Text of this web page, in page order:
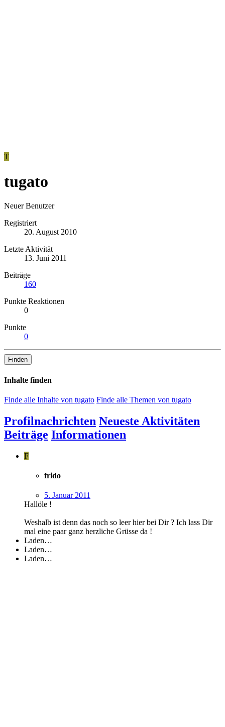
T
tugato
Neuer Benutzer
Registriert
20. August 2010
Letzte Aktivität
13. Juni 2011
Beiträge
160
Punkte Reaktionen
0
Punkte
0
Finden
Inhalte finden
Finde alle Inhalte von tugato Finde alle Themen von tugato
Profilnachrichten Neueste Aktivitäten
Beiträge Informationen
F
frido
5. Januar 2011
Hallöle !
Weshalb ist denn das noch so leer hier bei Dir ? Ich lass Dir
mal eine paar ganz herzliche Grüsse da !
Laden…
Laden…
Laden…